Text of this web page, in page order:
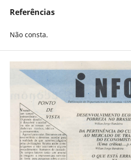
Referências
Não consta.